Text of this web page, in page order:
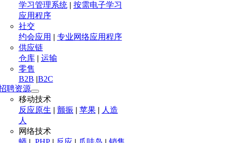
学习管理系统 | 按需电子学习
应用程序
社交
约会应用 | 专业网络应用程序
供应链
仓库| 运输
零售
B2B |B2C
聘资源
移动技术
反应原生 | 颤振 | 苹果| 人造
人
网络技术